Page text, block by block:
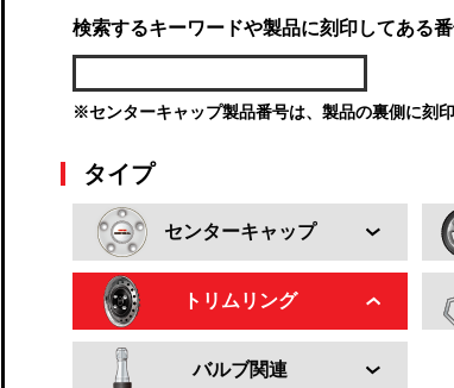
検索するキーワードや製品に刻印してある番
※センターキャップ製品番号は、製品の裏側に刻印
タイプ
センターキャップ
トリムリング
バルブ関連